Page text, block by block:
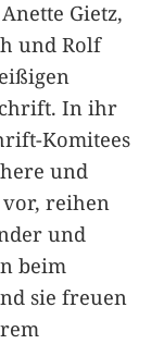
Gietz,
und Rolf
In ihr
Komitees
und
reihen
und
beim
sie freuen